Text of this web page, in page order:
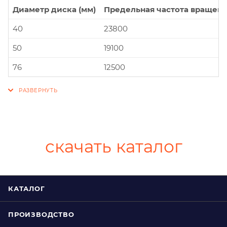
Диаметр диска (мм)
Предельная частота
40
23800
50
19100
76
12500
скачать каталог
КАТАЛОГ
ПРОИЗВОДСТВО